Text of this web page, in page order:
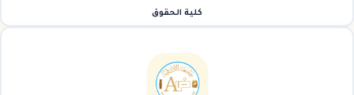
كلية الحقوق